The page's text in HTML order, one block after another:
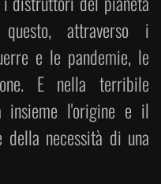
attraverso i
e le pandemie, le
E nella terribile
insieme l'origine e il
necessità di una